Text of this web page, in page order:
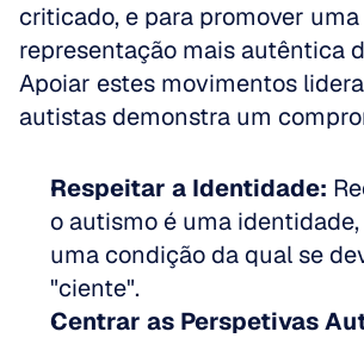
criticado, e para promover uma
representação mais autêntica
Apoiar estes movimentos
autistas demonstra um
Respeitar a Identidade:
o autismo é uma
uma condição da qual se
"ciente".
Centrar as Perspetivas